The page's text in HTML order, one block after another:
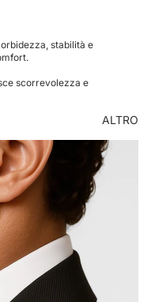
ALTRO
stabilità e
scorrevolezza e